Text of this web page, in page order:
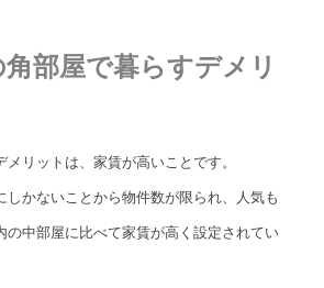
部屋で暮らすデメリ
リットは、家賃が高いことです。
しかないことから物件数が限られ、人気も
の中部屋に比べて家賃が高く設定されてい